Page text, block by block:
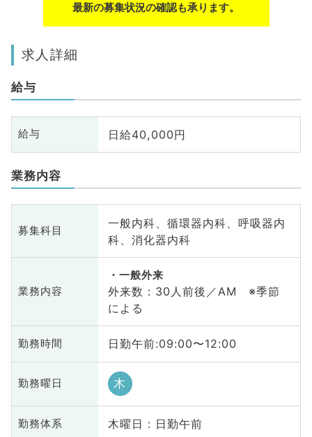
最新の募集状況の確認も承ります。
求人詳細
給与
給与 日給40,000円
業務内容
募集科目
一般内科、循環器内科、呼吸器内
科、消化器内科
業務内容
一般外来
外来数：30人前後／AM ※季節
による
勤務時間 日勤午前:09:00〜12:00
勤務曜日 木
勤務体系 木曜日 : 日勤午前